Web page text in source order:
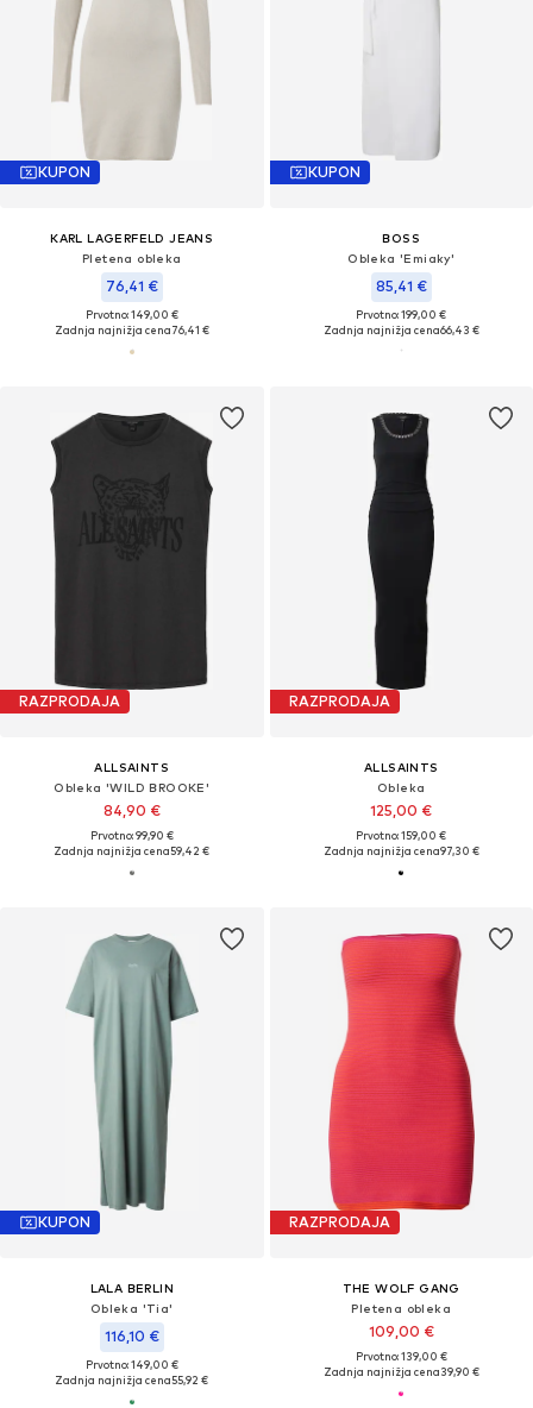
KUPON
KARL LAGERFELD JEANS
Pletena obleka
76,41 €
Prvotno: 149,00 €
Zadnja najnižja cena76,41 €
KUPON
BOSS
Obleka 'Emiaky'
85,41 €
Prvotno: 199,00 €
Zadnja najnižja cena66,43 €
RAZPRODAJA
ALLSAINTS
Obleka 'WILD BROOKE'
84,90 €
Prvotno: 99,90 €
Zadnja najnižja cena59,42 €
RAZPRODAJA
ALLSAINTS
Obleka
125,00 €
Prvotno: 159,00 €
Zadnja najnižja cena97,30 €
KUPON
LALA BERLIN
Obleka 'Tia'
116,10 €
Prvotno: 149,00 €
Zadnja najnižja cena55,92 €
RAZPRODAJA
THE WOLF GANG
Pletena obleka
109,00 €
Prvotno: 139,00 €
Zadnja najnižja cena39,90 €